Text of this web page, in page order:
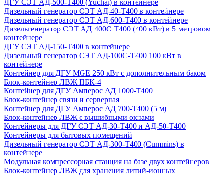
ДГУ СЭТ АД-500-Т400 (Yuchai) в контейнере
Дизельный генератор СЭТ АД-40-Т400 в контейнере
Дизельный генератор СЭТ АД-600-Т400 в контейнере
Дизельгенератор СЭТ АД-400С-Т400 (400 кВт) в 5-метровом
контейнере
ДГУ СЭТ АД-150-Т400 в контейнере
Дизельный генератор СЭТ АД-100С-Т400 100 кВт в
контейнере
Контейнер для ДГУ MGE 250 кВт с дополнительным баком
Блок-контейнер ЛВЖ ПБК-4
Контейнер для ДГУ Амперос АД 1000-Т400
Блок-контейнер связи и серверная
Контейнер для ДГУ Амперос АД 700-Т400 (5 м)
Блок-контейнер ЛВЖ с вышибными окнами
Контейнеры для ДГУ СЭТ АД-30-Т400 и АД-50-Т400
Контейнеры для бытовых помещений
Дизельный генератор СЭТ АД-300-Т400 (Cummins) в
контейнере
Модульная компрессорная станция на базе двух контейнеров
Блок-контейнер ЛВЖ для хранения литий-ионных